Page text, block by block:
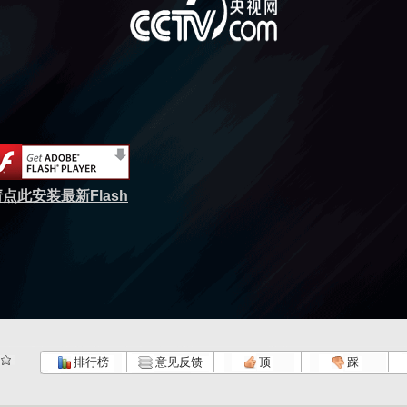
点此安装最新Flash
排行榜 意见反馈 顶 踩